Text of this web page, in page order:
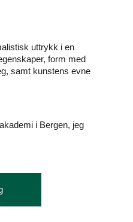
uttrykk i en
form med
samt kunstens evne
i Bergen, jeg